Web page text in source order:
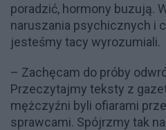
poradzić, hormony buzują.
naruszania psychicznych i
jesteśmy tacy wyrozumiali.
– Zachęcam do próby
Przeczytajmy teksty z
mężczyźni byli ofiarami
sprawcami. Spójrzmy tak